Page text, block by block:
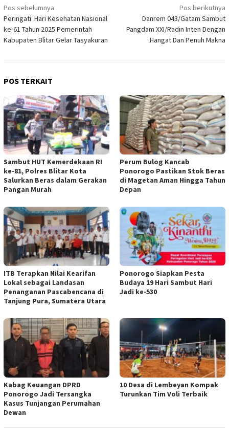
Navigasi
pos
Pos sebelumnya
Peringati Hari Kesehatan Nasional
ke-61 Tahun 2025 Pemerintah
Kabupaten Blitar Gelar Tasyakuran
Pos berikutnya
Danrem 043/Gatam Sambut
Pangdam XXI/Radin Inten Dengan
Hangat Dan Penuh Makna
POS TERKAIT
Sambut HUT Kemerdekaan RI
ke-81, Polres Blitar Kota
Salurkan Beras dalam Gerakan
Pangan Murah
Perum Bulog Kancab
Ponorogo Pastikan Stok Beras
di Magetan Aman Hingga Tahun
Depan
ITB Terapkan Nilai Kearifan
Lokal sebagai Landasan
Penanganan Pascabencana di
Tanjung Pura, Sumatera Utara
Ponorogo Siapkan Pesta
Budaya 19 Hari Sambut Hari
Jadi ke-530
Kabag Keuangan DPRD
Ponorogo Jadi Tersangka
Kasus Tunjangan Perumahan
Dewan
10 Desa di Lembeyan Kompak
Turunkan Tim Voli Terbaik